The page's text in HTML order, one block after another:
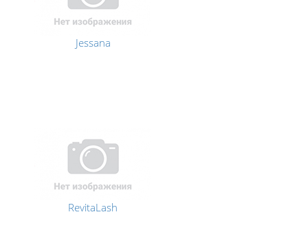
Jessana
RevitaLash